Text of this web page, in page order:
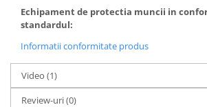
Lac auto UHS
Lac auto Ceramic
Lac auto Mat
Lac auto Retus
Agent de matuire
INTRETINERE CABINE VOPSIT
Echipament de protectia muncii in
standardul:
Informatii conformitate produs
Video (1)
Review-uri(0)